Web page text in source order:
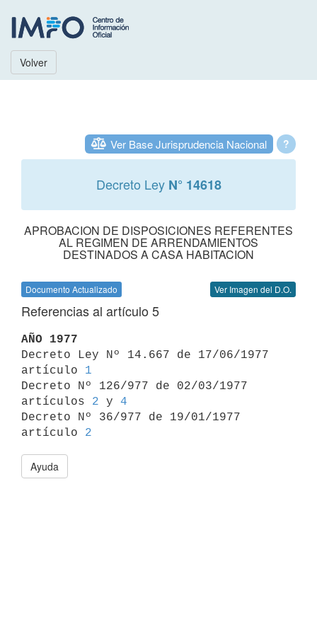
Volver
?
Ver Base Jurisprudencia Nacional
Decreto Ley N° 14618
APROBACION DE DISPOSICIONES REFERENTES
AL REGIMEN DE ARRENDAMIENTOS
DESTINADOS A CASA HABITACION
Documento Actualizado Ver Imagen del D.O.
Referencias al artículo 5
AÑO 1977
Decreto Ley Nº 14.667 de 17/06/1977
artículo 1
Decreto Nº 126/977 de 02/03/1977
artículos 2 y 4
Decreto Nº 36/977 de 19/01/1977
artículo 2
Ayuda